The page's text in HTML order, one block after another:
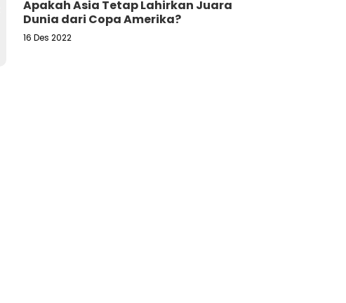
Apakah Asia Tetap Lahirkan Juara
Dunia dari Copa Amerika?
16 Des 2022